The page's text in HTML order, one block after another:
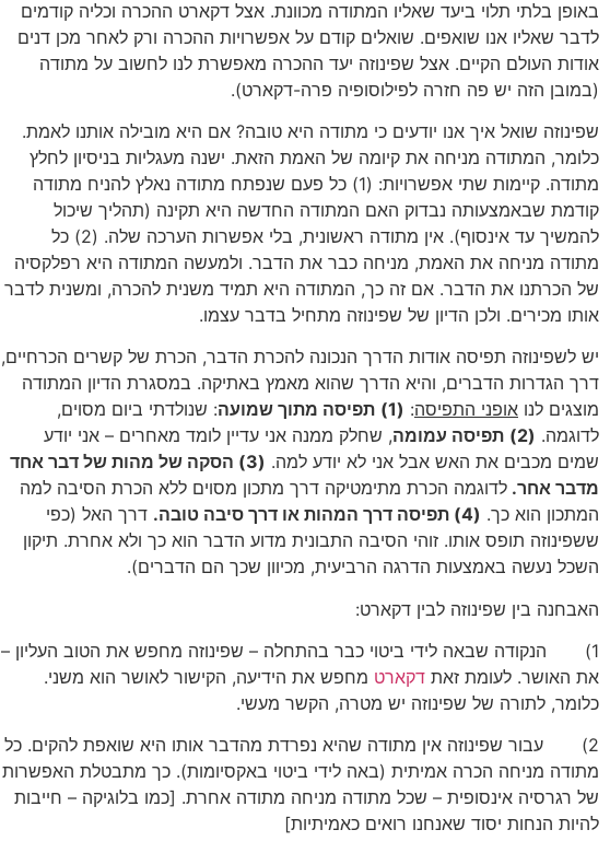
באופן בלתי תלוי ביעד שאליו המתודה מכוונת. אצל דקארט ההכרה וכליה קודמים
לדבר שאליו אנו שואפים. שואלים קודם על אפשרויות ההכרה ורק לאחר מכן דנים
אודות העולם הקיים. אצל שפינוזה יעד ההכרה מאפשרת לנו לחשוב על מתודה
(במובן הזה יש פה חזרה לפילוסופיה פרה-דקארט).
שפינוזה שואל איך אנו יודעים כי מתודה היא טובה? אם היא מובילה אותנו לאמת.
כלומר, המתודה מניחה את קיומה של האמת הזאת. ישנה מעגליות בניסיון לחלץ
מתודה. קיימות שתי אפשרויות: (1) כל פעם שנפתח מתודה נאלץ להניח מתודה
קודמת שבאמצעותה נבדוק האם המתודה החדשה היא תקינה (תהליך שיכול
להמשיך עד אינסוף). אין מתודה ראשונית, בלי אפשרות הערכה שלה. (2) כל
מתודה מניחה את האמת, מניחה כבר את הדבר. ולמעשה המתודה היא רפלקסיה
של הכרתנו את הדבר. אם זה כך, המתודה היא תמיד משנית להכרה, ומשנית לדבר
אותו מכירים. ולכן הדיון של שפינוזה מתחיל בדבר עצמו.
יש לשפינוזה תפיסה אודות הדרך הנכונה להכרת הדבר, הכרת של קשרים הכרחיים,
דרך הגדרות הדברים, והיא הדרך שהוא מאמץ באתיקה. במסגרת הדיון המתודה
מוצגים לנו אופני התפיסה:
(1) תפיסה מתוך שמועה: שנולדתי ביום מסוים,
לדוגמה. (2) תפיסה עמומה, שחלק ממנה אני עדיין לומד מאחרים – אני יודע
שמים מכבים את האש אבל אני לא יודע למה.
(3) הסקה של מהות של דבר אחד
מדבר אחר. לדוגמה הכרת מתימטיקה דרך מתכון מסוים ללא הכרת הסיבה למה
המתכון הוא כך. (4) תפיסה דרך המהות או דרך סיבה טובה.
דרך האל (כפי
ששפינוזה תופס אותו. זוהי הסיבה התבונית מדוע הדבר הוא כך ולא אחרת. תיקון
השכל נעשה באמצעות הדרגה הרביעית, מכיוון שכך הם הדברים).
האבחנה בין שפינוזה לבין דקארט:
1) הנקודה שבאה לידי ביטוי כבר בהתחלה – שפינוזה מחפש את הטוב העליון –
את האושר. לעומת זאת דקארט מחפש את הידיעה, הקישור לאושר הוא משני.
כלומר, לתורה של שפינוזה יש מטרה, הקשר מעשי.
2) עבור שפינוזה אין מתודה שהיא נפרדת מהדבר אותו היא שואפת להקים. כל
מתודה מניחה הכרה אמיתית (באה לידי ביטוי באקסיומות). כך מתבטלת האפשרות
של רגרסיה אינסופית – שכל מתודה מניחה מתודה אחרת. [כמו בלוגיקה – חייבות
להיות הנחות יסוד שאנחנו רואים כאמיתיות]